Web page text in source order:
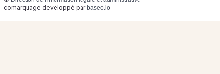
comarquage developpé par baseo.io